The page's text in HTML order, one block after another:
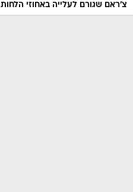
צ'ראם שגורם לעלייה באחוזי הלחות